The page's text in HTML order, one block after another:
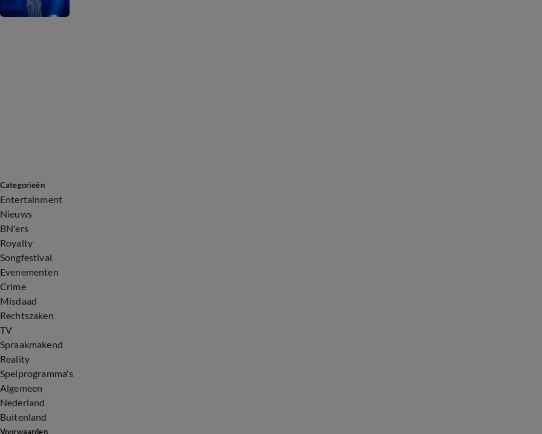
Categorieën
Entertainment
Nieuws
BN'ers
Royalty
Songfestival
Evenementen
Crime
Misdaad
Rechtszaken
TV
Spraakmakend
Reality
Spelprogramma's
Algemeen
Nederland
Buitenland
Voorwaarden